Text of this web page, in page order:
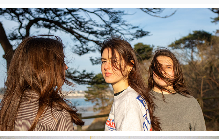
2025
Ce désir fou de vivre une autre vie *